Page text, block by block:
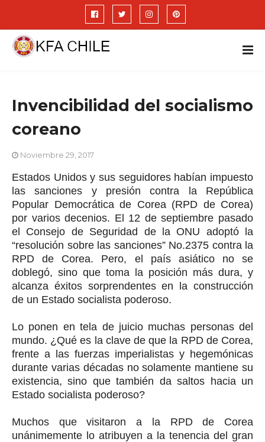
Invencibilidad del socialismo
coreano
Noviembre 29, 2017
Estados Unidos y sus seguidores habían impuesto
las sanciones y presión contra la República
Popular Democrática de Corea (RPD de Corea)
por varios decenios. El 12 de septiembre pasado
el Consejo de Seguridad de la ONU adoptó la
“resolución sobre las sanciones” No.2375 contra la
RPD de Corea. Pero, el país asiático no se
doblegó, sino que toma la posición más dura, y
alcanza éxitos sorprendentes en la construcción
de un Estado socialista poderoso.
Lo ponen en tela de juicio muchas personas del
mundo. ¿Qué es la clave de que la RPD de Corea,
frente a las fuerzas imperialistas y hegemónicas
durante varias décadas no solamente mantiene su
existencia, sino que también da saltos hacia un
Estado socialista poderoso?
Muchos que visitaron a la RPD de Corea
unánimemente lo atribuyen a la tenencia del gran